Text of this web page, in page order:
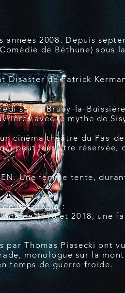
2008. Depuis
de Béthune) sous
Disaster de Patrick
soir à Bruay-la-
avec le mythe de
cinéma théâtre du Pas-
peut leur être réservée,
Une femme tente,
de la trilogie :
de 1998 et 2018, une
Thomas Piasecki ont
monologue sur la
temps de guerre froide.